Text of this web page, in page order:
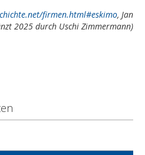
firmen.html#eskimo, Jan
2025 durch Uschi Zimmermann)